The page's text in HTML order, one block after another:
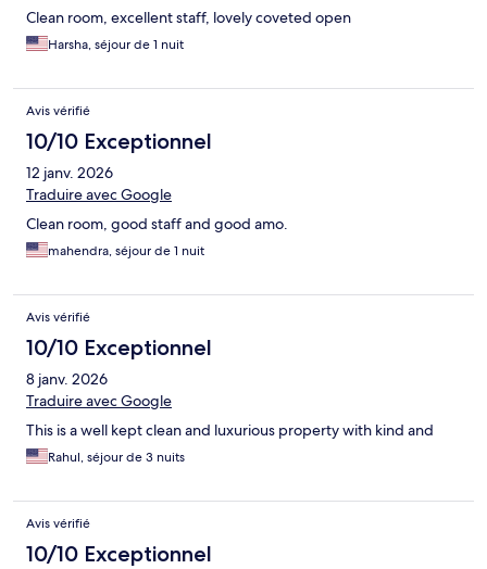
Clean room, excellent staff, lovely coveted open
Harsha, séjour de 1 nuit
Avis vérifié
10/10 Exceptionnel
12 janv. 2026
Traduire avec Google
Clean room, good staff and good amo.
mahendra, séjour de 1 nuit
Avis vérifié
10/10 Exceptionnel
8 janv. 2026
Traduire avec Google
This is a well kept clean and luxurious property with kind and
Rahul, séjour de 3 nuits
Avis vérifié
10/10 Exceptionnel